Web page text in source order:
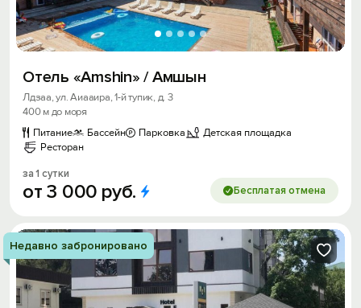
Отель «Amshin» / Амшын
Лдзаа, ул. Аиааира, 1-й тупик, д. 3
400 м до моря
Питание
Бассейн Парковка
Детская площадка
Ресторан
за 1 сутки
от3 000 руб. Бесплатая отмена
Недавно забронировано